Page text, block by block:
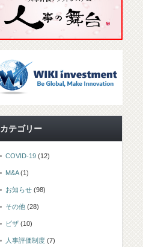
カテゴリー
COVID-19 (12)
M&A(1)
お知らせ (98)
その他 (28)
ビザ (10)
人事評価制度 (7)